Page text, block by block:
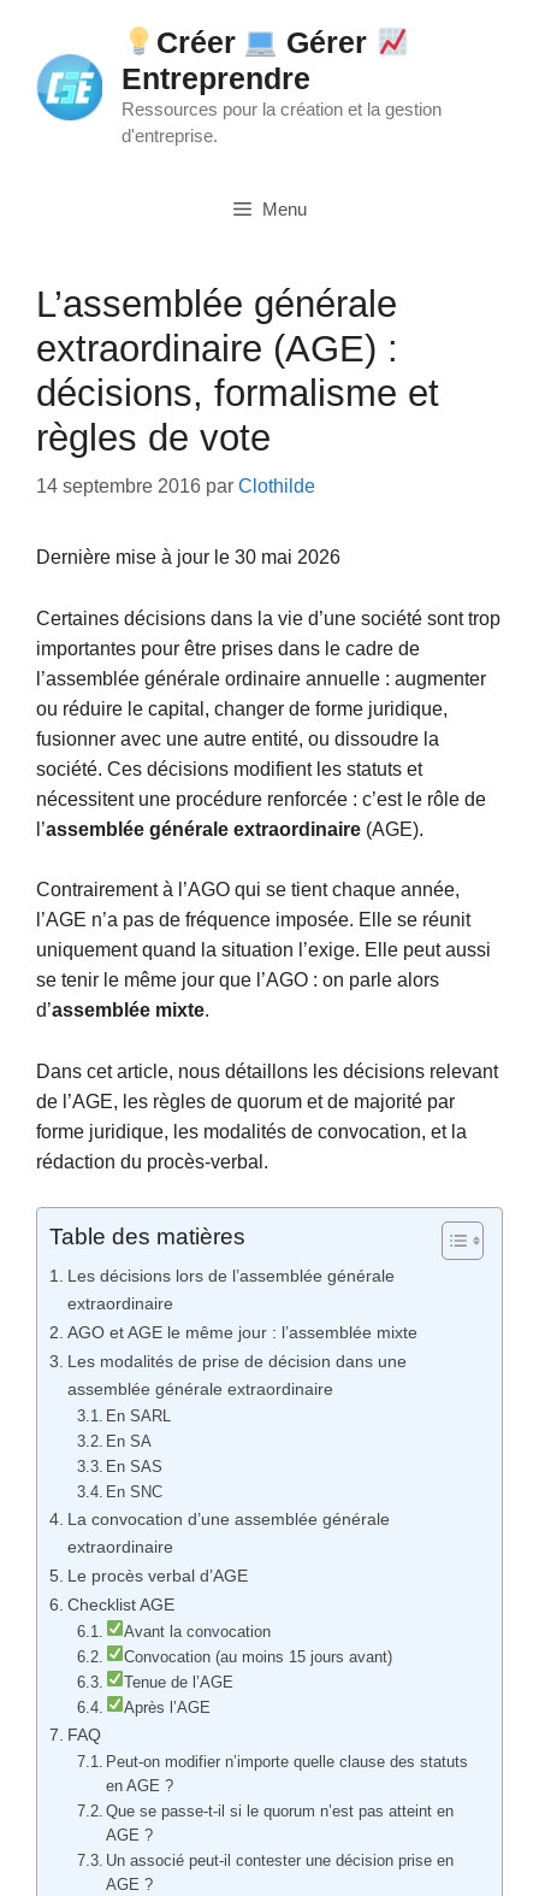
contenu
Créer
Gérer
Entreprendre
Ressources pour la création et la gestion
d'entreprise.
Menu
L’assemblée générale
extraordinaire (AGE) :
décisions, formalisme et
règles de vote
14 septembre 2016 par Clothilde
Dernière mise à jour le 30 mai 2026
Certaines décisions dans la vie d’une société sont trop
importantes pour être prises dans le cadre de
l’assemblée générale ordinaire annuelle : augmenter
ou réduire le capital, changer de forme juridique,
fusionner avec une autre entité, ou dissoudre la
société. Ces décisions modifient les statuts et
nécessitent une procédure renforcée : c’est le rôle de
l’assemblée générale extraordinaire (AGE).
Contrairement à l’AGO qui se tient chaque année,
l’AGE n’a pas de fréquence imposée. Elle se réunit
uniquement quand la situation l’exige. Elle peut aussi
se tenir le même jour que l’AGO : on parle alors
d’assemblée mixte.
Dans cet article, nous détaillons les décisions relevant
de l’AGE, les règles de quorum et de majorité par
forme juridique, les modalités de convocation, et la
rédaction du procès-verbal.
Table des matières
Les décisions lors de l’assemblée générale
extraordinaire
AGO et AGE le même jour : l’assemblée mixte
Les modalités de prise de décision dans une
assemblée générale extraordinaire
En SARL
En SA
En SAS
En SNC
La convocation d’une assemblée générale
extraordinaire
Le procès verbal d’AGE
Checklist AGE
Avant la convocation
Convocation (au moins 15 jours avant)
Tenue de l’AGE
Après l’AGE
FAQ
Peut-on modifier n’importe quelle clause des statuts
en AGE ?
Que se passe-t-il si le quorum n’est pas atteint en
AGE ?
Un associé peut-il contester une décision prise en
AGE ?